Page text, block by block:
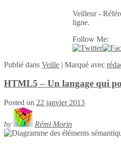
Veilleur -
ligne.
Follow Me:
Publié dans Veille | Marqué avec
HTML5 – Un langage qui
Posted on 22 janvier 2013
by Rémi Morin